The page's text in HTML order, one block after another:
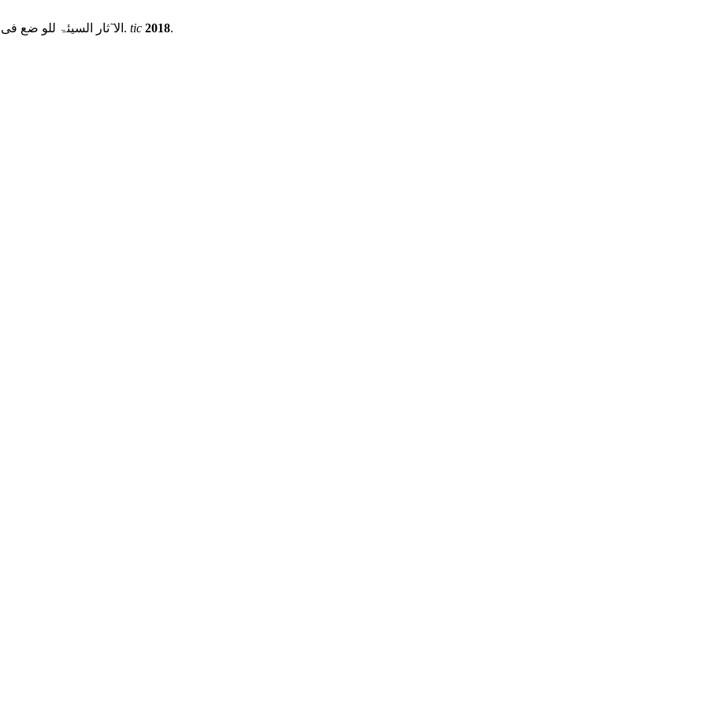
Nasir Al Shaqari, A. B. الا ٓثار السیئۃ للو ضع فی الحدیث النبوی و جھو د العلما ء فی مقا و متہ. tic 2018.